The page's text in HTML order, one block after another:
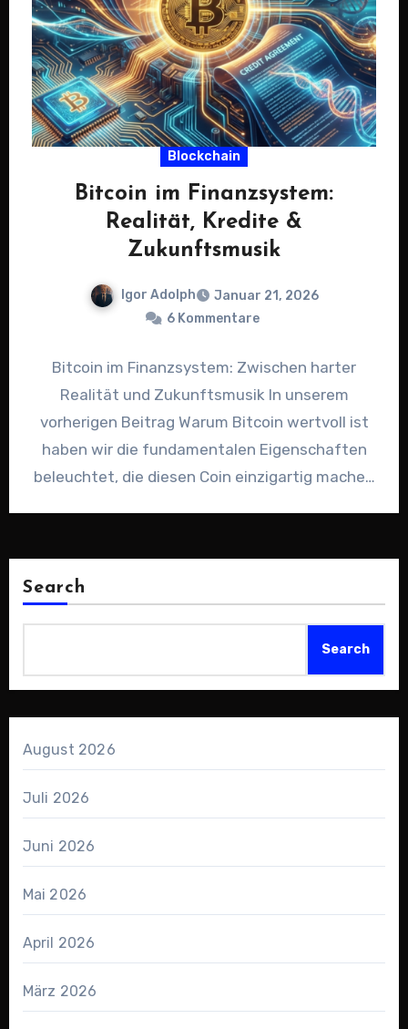
Blockchain
Bitcoin im Finanzsystem:
Realität, Kredite &
Zukunftsmusik
Igor Adolph
Januar 21, 2026
6 Kommentare
Bitcoin im Finanzsystem: Zwischen harter
Realität und Zukunftsmusik In unserem
vorherigen Beitrag Warum Bitcoin wertvoll ist
haben wir die fundamentalen Eigenschaften
beleuchtet, die diesen Coin einzigartig machen
Search
Search
August 2026
Juli 2026
Juni 2026
Mai 2026
April 2026
März 2026